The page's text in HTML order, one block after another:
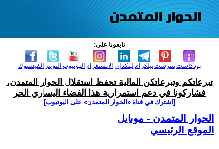
تابعونا على:
الفيسبوك التويتر اليوتيوب الانستغرام لينكدإن تيلكرامبنترست بودكاست
تبرعاتكم وتبرعاتكن المالية تحفظ استقلال الحوار المتمدن،
فشاركونا في دعم استمرارية هذا الفضاء اليساري الحر
[اشترك في قناة ‫«الحوار المتمدن» على اليوتيوب]
الحوار المتمدن - موبايل
الموقع الرئيسي